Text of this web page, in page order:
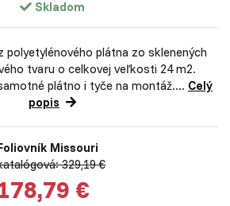
Skladom
polyetylénového plátna zo sklenených
tvaru o celkovej veľkosti 24 m2.
plátno i tyče na montáž.... Celý
popis
Missouri
329,19 €
€